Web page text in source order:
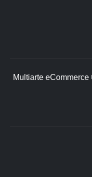
Multiarte eCommerce